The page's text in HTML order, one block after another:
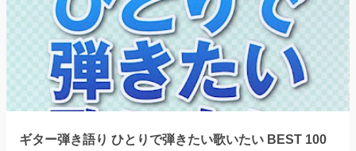
ギター弾き語り ひとりで弾きたい歌いたい BEST 100